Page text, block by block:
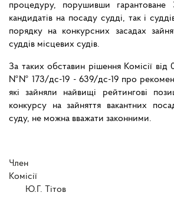
процедуру, порушивши гарантоване
кандидатів на посаду судді, так і
порядку на конкурсних засадах
суддів місцевих судів.
За таких обставин рішення Комісії
№№ 173/дс-19 - 639/дс-19 про
які зайняли найвищі рейтингові
конкурсу на зайняття вакантних
суду, не можна вважати законними.
Член
Ю.Г. Тітов